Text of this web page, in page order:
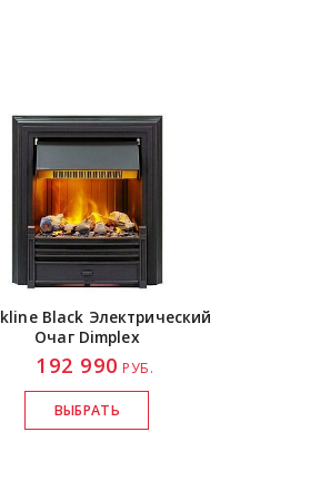
Black Электрический
Очаг Dimplex
192 990 РУБ.